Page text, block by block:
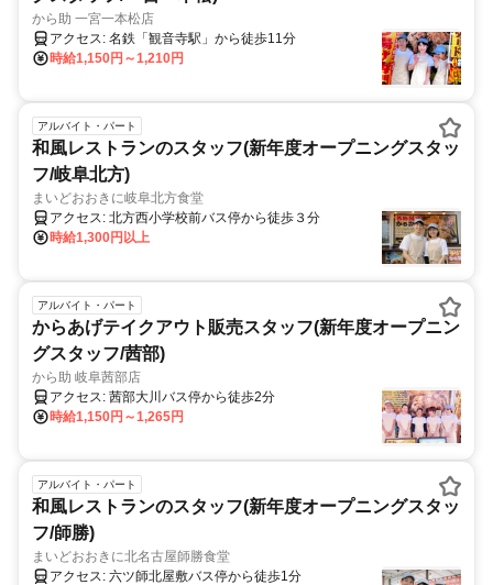
から助 一宮一本松店
時給1,150円～1,210円
アクセス: 名鉄「観音寺駅」から徒歩11分
アルバイト・パート
和風レストランのスタッフ(新年度オープニングスタッ
フ/岐阜北方)
まいどおおきに岐阜北方食堂
時給1,300円以上
アクセス: 北方西小学校前バス停から徒歩３分
アルバイト・パート
からあげテイクアウト販売スタッフ(新年度オープニン
グスタッフ/茜部)
から助 岐阜茜部店
時給1,150円～1,265円
アクセス: 茜部大川バス停から徒歩2分
アルバイト・パート
和風レストランのスタッフ(新年度オープニングスタッ
フ/師勝)
まいどおおきに北名古屋師勝食堂
アクセス: 六ツ師北屋敷バス停から徒歩1分